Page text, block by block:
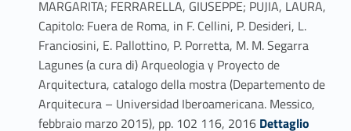
MARGARITA; FERRARELLA, GIUSEPPE; PUJIA, LAURA,
Capitolo: Fuera de Roma, in F. Cellini, P. Desideri, L.
Franciosini, E. Pallottino, P. Porretta, M. M. Segarra
Lagunes (a cura di) Arqueologia y Proyecto de
Arquitectura, catalogo della mostra (Departemento de
Arquitecura – Universidad Iberoamericana. Messico,
febbraio marzo 2015), pp. 102 116, 2016 Link identifier #identifier_person_62063-46
Dettaglio